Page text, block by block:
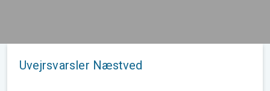
Uvejrsvarsler Næstved